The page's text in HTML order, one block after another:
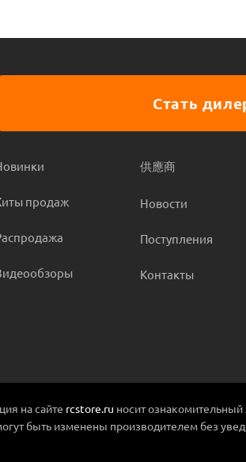
Стать
продаж
供應商
Новости
Поступления
Контакты
на сайте rcstore.ru носит
быть изменены производителем без